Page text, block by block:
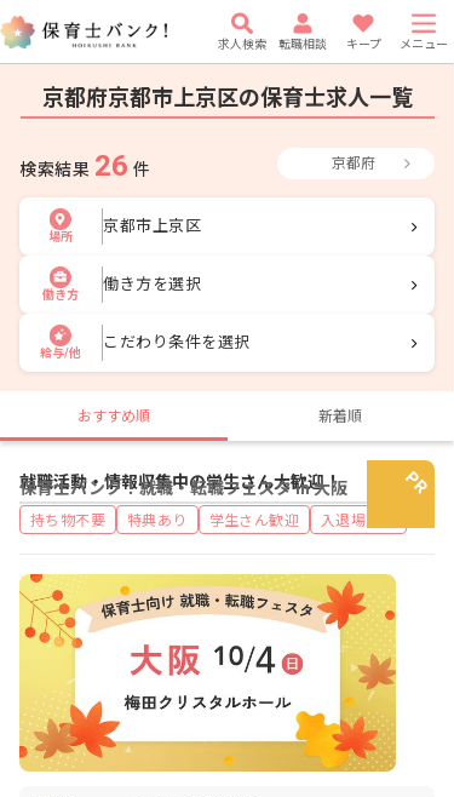
求人検索 転職相談 キープ メニュー
京都府京都市上京区の保育士求人一覧
検索結果 26 件 京都府
場所
京都市上京区
働き方
働き方を選択
給与/他
こだわり条件を選択
おすすめ順 新着順
保育士バンク！就職・転職フェスタ in 大阪
就職活動・情報収集中の学生さん大歓迎！
持ち物不要 特典あり 学生さん歓迎 入退場自由